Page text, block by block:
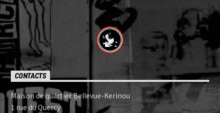
CONTACTS
Maison de quartier Bellevue-Kerinou
1 rue du Quercy